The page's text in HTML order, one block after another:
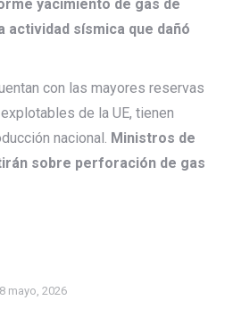
yacimiento de gas de
actividad sísmica que dañó
con las mayores reservas
de la UE, tienen
nacional. Ministros de
sobre perforación de gas
8 mayo, 2026